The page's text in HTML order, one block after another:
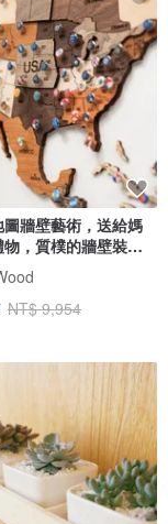
牆壁藝術，送給媽
，質樸的牆壁裝
地圖
NT$ 9,954